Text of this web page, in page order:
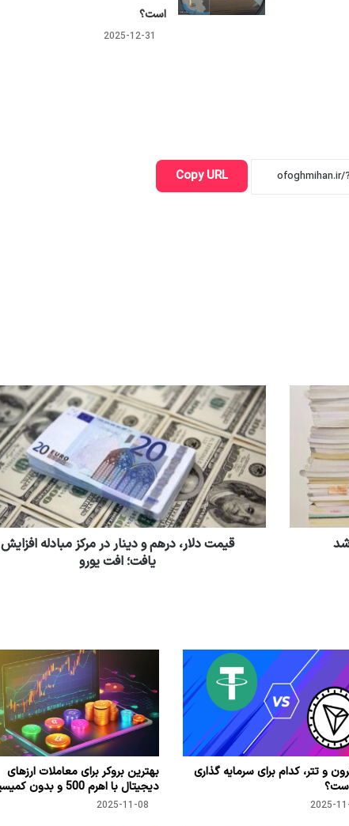
است؟
2025-12-31
Copy URL
شد
قیمت دلار، درهم و دینار در مرکز مبادله افزایش
یافت؛ افت یورو
و تتر، کدام برای سرمایه گذاری
2025-
بهترین بروکر برای معاملات ارزهای
دیجیتال با اهرم 500 و بدون کمیسیون
2025-11-08